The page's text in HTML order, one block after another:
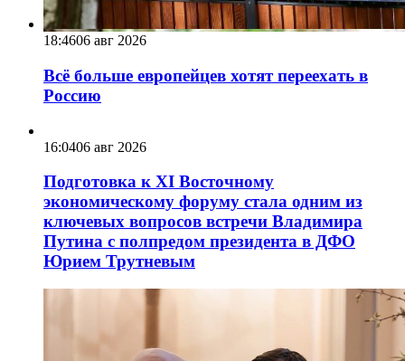
18:4606 авг 2026
Всё больше европейцев хотят переехать в
Россию
16:0406 авг 2026
Подготовка к XI Восточному
экономическому форуму стала одним из
ключевых вопросов встречи Владимира
Путина с полпредом президента в ДФО
Юрием Трутневым